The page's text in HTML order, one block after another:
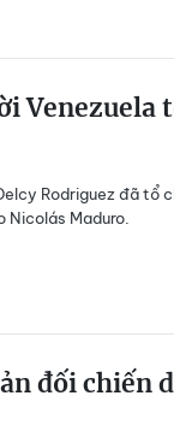
Venezuela
Rodriguez đã tổ
Nicolás Maduro.
đối chiến